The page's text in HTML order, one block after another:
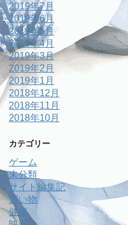
2019年7月
2019年6月
2019年5月
2019年4月
2019年3月
2019年2月
2019年1月
2018年12月
2018年11月
2018年10月
カテゴリー
ゲーム
未分類
サイト編集記
買い物
健康